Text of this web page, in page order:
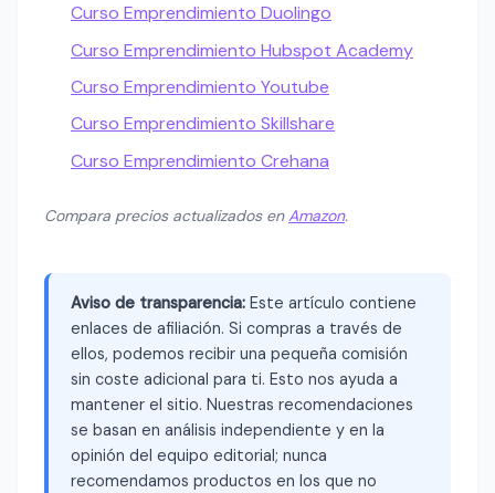
Curso Emprendimiento Duolingo
Curso Emprendimiento Hubspot Academy
Curso Emprendimiento Youtube
Curso Emprendimiento Skillshare
Curso Emprendimiento Crehana
Compara precios actualizados enAmazon.
Aviso de transparencia: Este artículo contiene
enlaces de afiliación. Si compras a través de
ellos, podemos recibir una pequeña comisión
sin coste adicional para ti. Esto nos ayuda a
mantener el sitio. Nuestras recomendaciones
se basan en análisis independiente y en la
opinión del equipo editorial; nunca
recomendamos productos en los que no